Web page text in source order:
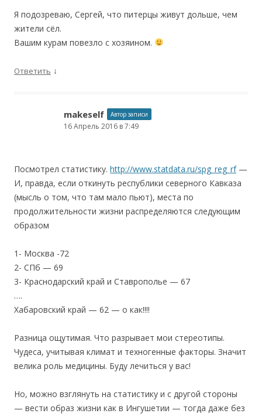
Я подозреваю, Сергей, что питерцы живут дольше, чем
жители сёл.
Вашим курам повезло с хозяином.
Ответить ↓
makeself Автор записи
16 Апрель 2016 в 7:49
Посмотрел статистику. http://www.statdata.ru/spg_reg_rf—
И, правда, если откинуть республики северного Кавказа
(мысль о том, что там мало пьют), места по
продолжительности жизни распределяются следующим
образом
1- Москва -72
2- СПб — 69
3- Краснодарский край и Ставрополье — 67
….
Хабаровский край — 62 — о как!!!!
Разница ощутимая. Что разрывает мои стереотипы.
Чудеса, учитывая климат и техногенные факторы. Значит
велика роль медицины. Буду лечиться у вас!
Но, можно взглянуть на статистику и с другой стороны
— вести образ жизни как в Ингушетии — тогда даже без